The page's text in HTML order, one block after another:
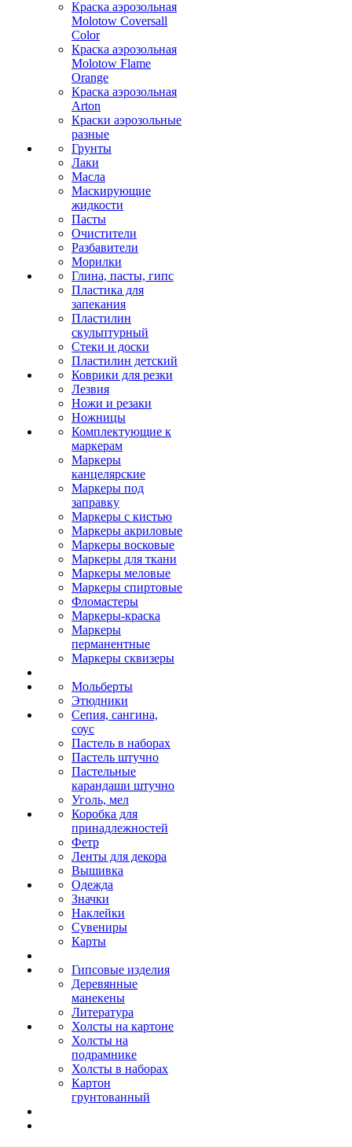
Краска аэрозольная
Molotow Coversall
Color
Краска аэрозольная
Molotow Flame
Orange
Краска аэрозольная
Arton
Краски аэрозольные
разные
Грунты
Лаки
Масла
Маскирующие
жидкости
Пасты
Очистители
Разбавители
Морилки
Глина, пасты, гипс
Пластика для
запекания
Пластилин
скульптурный
Стеки и доски
Пластилин детский
Коврики для резки
Лезвия
Ножи и резаки
Ножницы
Комплектующие к
маркерам
Маркеры
канцелярские
Маркеры под
заправку
Маркеры с кистью
Маркеры акриловые
Маркеры восковые
Маркеры для ткани
Маркеры меловые
Маркеры спиртовые
Фломастеры
Маркеры-краска
Маркеры
перманентные
Маркеры сквизеры
Мольберты
Этюдники
Сепия, сангина,
соус
Пастель в наборах
Пастель штучно
Пастельные
карандаши штучно
Уголь, мел
Коробка для
принадлежностей
Фетр
Ленты для декора
Вышивка
Одежда
Значки
Наклейки
Сувениры
Карты
Гипсовые изделия
Деревянные
манекены
Литература
Холсты на картоне
Холсты на
подрамнике
Холсты в наборах
Картон
грунтованный